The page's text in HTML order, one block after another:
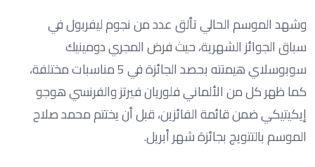
وشهد الموسم الحالي تألق عدد من نجوم ليفربول في
سباق الجوائز الشهرية، حيث فرض المجري دومينيك
سوبوسلاي هيمنته بحصد الجائزة في 5 مناسبات مختلفة،
كما ظهر كل من الألماني فلوريان فيرتز والفرنسي هوجو
إيكيتيكي ضمن قائمة الفائزين، قبل أن يختتم محمد صلاح
الموسم بالتتويج بجائزة شهر أبريل.